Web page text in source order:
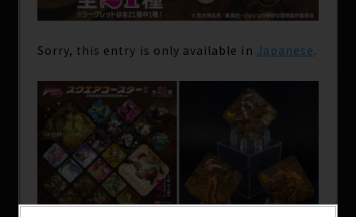
Sorry, this entry is only available in Japanese.